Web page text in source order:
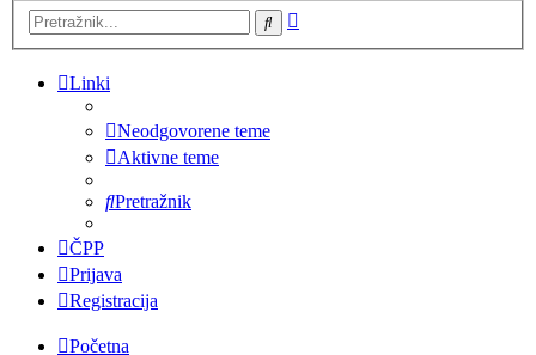
Pretražnik
Linki
Neodgovorene teme
Aktivne teme
Pretražnik
ČPP
Prijava
Registracija
Početna